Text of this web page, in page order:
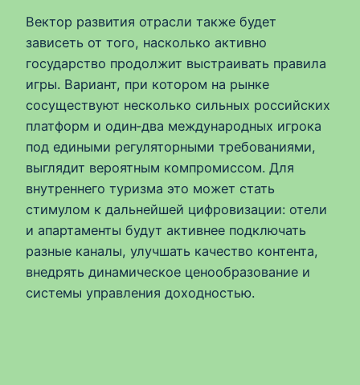
Вектор развития отрасли также будет
зависеть от того, насколько активно
государство продолжит выстраивать правила
игры. Вариант, при котором на рынке
сосуществуют несколько сильных российских
платформ и один‑два международных игрока
под едиными регуляторными требованиями,
выглядит вероятным компромиссом. Для
внутреннего туризма это может стать
стимулом к дальнейшей цифровизации: отели
и апартаменты будут активнее подключать
разные каналы, улучшать качество контента,
внедрять динамическое ценообразование и
системы управления доходностью.